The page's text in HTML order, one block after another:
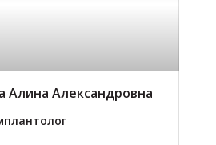
Алина Александровна